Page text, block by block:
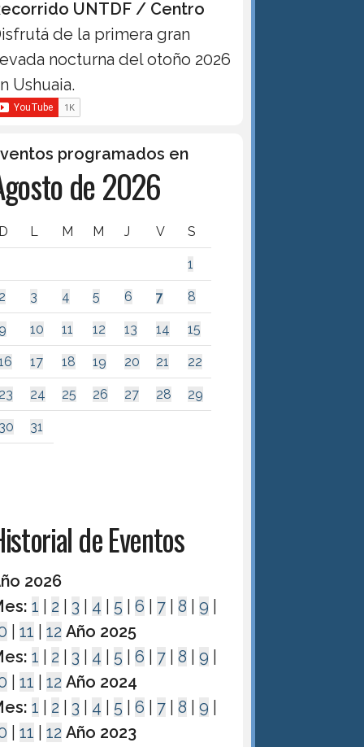
UNTDF / Centro
de la primera gran
nocturna del otoño 2026
Ushuaia.
programados en
de 2026
D L M M J V S
1
2 3 4 5 6 7 8
9 10 11 12 13 14 15
17 18 19 20 21 22
23 24 25 26 27 28 29
30 31
de Eventos
2026
1 2 3 4 5 |6 7 |8 |9
|11 |12 Año 2025
1 2 3 4 5 |6 7 |8 |9
|11 |12 Año 2024
1 2 3 4 5 |6 7 |8 |9
|11 |12 Año 2023